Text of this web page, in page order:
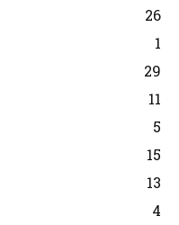
26
1
29
11
5
15
13
4